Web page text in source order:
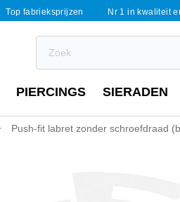
Top fabrieksprijzen Nr 1 in kwaliteit
PIERCINGS SIERADEN
Push-fit labret zonder schroefdraad